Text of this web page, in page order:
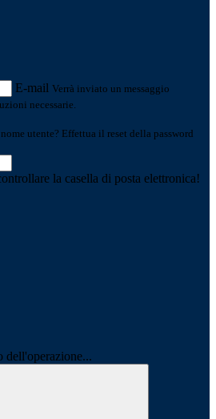
E-mail Verrà inviato un messaggio
necessarie.
utente? Effettua il reset della password
la casella di posta elettronica!
dell'operazione...